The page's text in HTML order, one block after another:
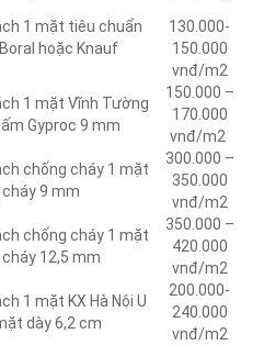
1 mặt tiêu chuẩn
hoặc Knauf
130.000-
150.000
vnđ/m2
1 mặt Vĩnh Tường
Gyproc 9 mm
150.000 –
170.000
vnđ/m2
chống cháy 1 mặt
9 mm
300.000 –
350.000
vnđ/m2
chống cháy 1 mặt
12,5 mm
350.000 –
420.000
vnđ/m2
1 mặt KX Hà Nội U
dày 6,2 cm
200.000-
240.000
vnđ/m2